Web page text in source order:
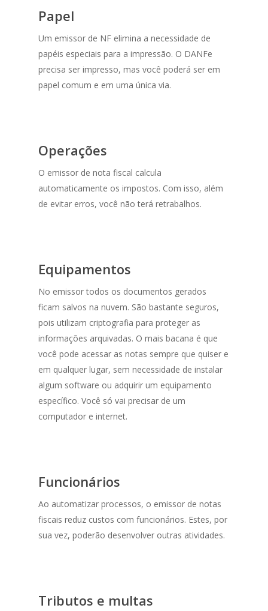
Papel
Um emissor de NF elimina a necessidade de
papéis especiais para a impressão. O DANFe
precisa ser impresso, mas você poderá ser em
papel comum e em uma única via.
Operações
O emissor de nota fiscal calcula
automaticamente os impostos. Com isso, além
de evitar erros, você não terá retrabalhos.
Equipamentos
No emissor todos os documentos gerados
ficam salvos na nuvem. São bastante seguros,
pois utilizam criptografia para proteger as
informações arquivadas. O mais bacana é que
você pode acessar as notas sempre que quiser e
em qualquer lugar, sem necessidade de instalar
algum software ou adquirir um equipamento
específico. Você só vai precisar de um
computador e internet.
Funcionários
Ao automatizar processos, o emissor de notas
fiscais reduz custos com funcionários. Estes, por
sua vez, poderão desenvolver outras atividades.
Tributos e multas